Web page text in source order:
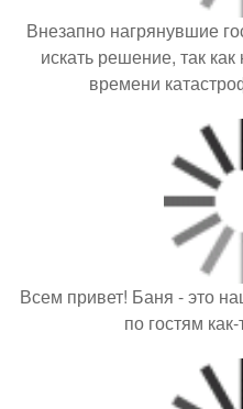
Внезапно нагрянувшие
искать решение, так
времени
Всем привет! Баня - это
по гостям